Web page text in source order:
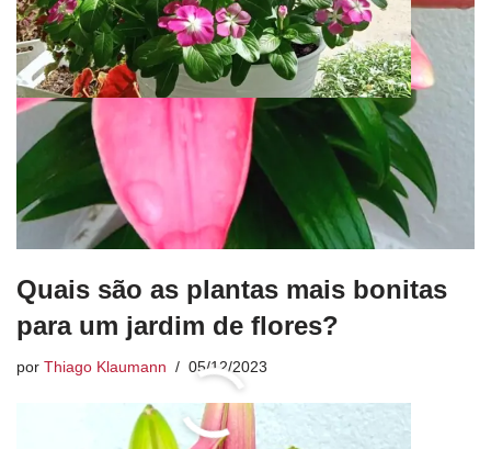
Quais são as plantas mais bonitas
para um jardim de flores?
por Thiago Klaumann 05/12/2023